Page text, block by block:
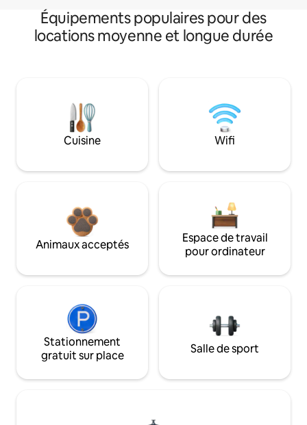
Équipements populaires pour des
locations moyenne et longue durée
Cuisine Wifi
Animaux acceptés
Espace de travail
pour ordinateur
Stationnement
gratuit sur place
Salle de sport